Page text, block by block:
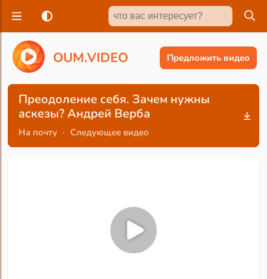
OUM.VIDEO Предложить видео
Преодоление себя. Зачем нужны
аскезы? Андрей Верба
На почту · Следующее видео